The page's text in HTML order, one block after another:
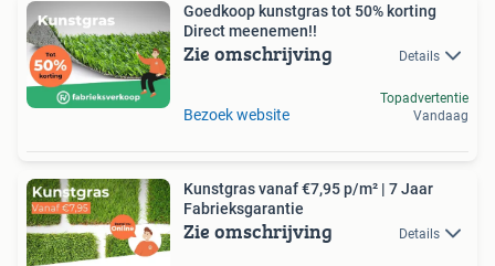
Goedkoop kunstgras tot 50% korting
Direct meenemen!!
Zie omschrijving Details
Bezoek website
Topadvertentie
Vandaag
Kunstgras vanaf €7,95 p/m² | 7 Jaar
Fabrieksgarantie
Zie omschrijving Details